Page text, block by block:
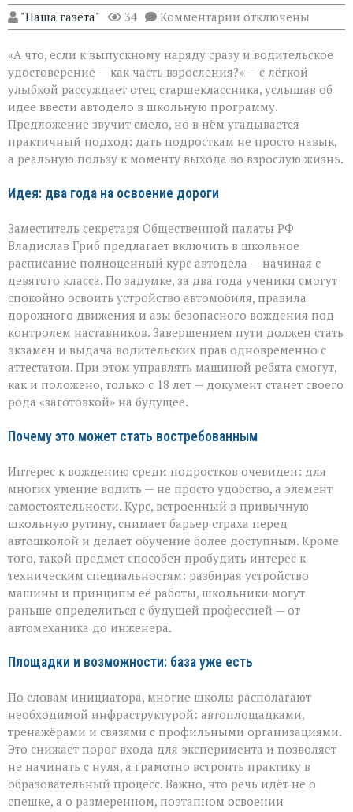
"Наша газета" 34 Комментарии к
записи
в
придачу
аттестату:
школьная
инициатива
отключены
«А что, если к выпускному наряду сразу и водительское
удостоверение — как часть взросления?» — с лёгкой
улыбкой рассуждает отец старшеклассника, услышав об
идее ввести автодело в школьную программу.
Предложение звучит смело, но в нём угадывается
практичный подход: дать подросткам не просто навык,
а реальную пользу к моменту выхода во взрослую жизнь.
Идея: два года на освоение дороги
Заместитель секретаря Общественной палаты РФ
Владислав Гриб предлагает включить в школьное
расписание полноценный курс автодела — начиная с
девятого класса. По задумке, за два года ученики смогут
спокойно освоить устройство автомобиля, правила
дорожного движения и азы безопасного вождения под
контролем наставников. Завершением пути должен стать
экзамен и выдача водительских прав одновременно с
аттестатом. При этом управлять машиной ребята смогут,
как и положено, только с 18 лет — документ станет своего
рода «заготовкой» на будущее.
Почему это может стать востребованным
Интерес к вождению среди подростков очевиден: для
многих умение водить — не просто удобство, а элемент
самостоятельности. Курс, встроенный в привычную
школьную рутину, снимает барьер страха перед
автошколой и делает обучение более доступным. Кроме
того, такой предмет способен пробудить интерес к
техническим специальностям: разбирая устройство
машины и принципы её работы, школьники могут
раньше определиться с будущей профессией — от
автомеханика до инженера.
Площадки и возможности: база уже есть
По словам инициатора, многие школы располагают
необходимой инфраструктурой: автоплощадками,
тренажёрами и связями с профильными организациями.
Это снижает порог входа для эксперимента и позволяет
не начинать с нуля, а грамотно встроить практику в
образовательный процесс. Важно, что речь идёт не о
спешке, а о размеренном, поэтапном освоении